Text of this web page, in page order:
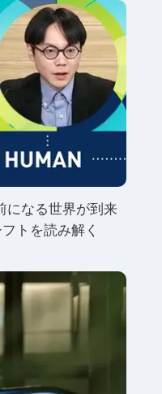
になる世界が到来
トを読み解く